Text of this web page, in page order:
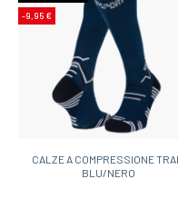
-9,95 €
CALZE A COMPRESSIONE
BLU/NERO